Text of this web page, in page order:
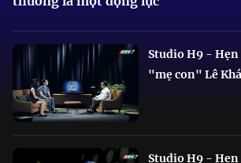
Studio H9 -
"mẹ con" Lê
Studio H9 -